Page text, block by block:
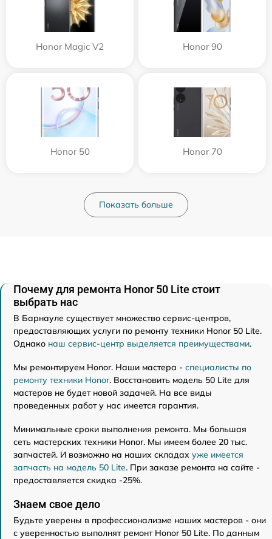
Honor Magic V2 Honor 90
Honor 50 Honor 70
Показать больше
Почему для ремонта Honor 50 Lite стоит
выбрать нас
В Барнауле существует множество сервис-центров,
предоставляющих услуги по ремонту техники Honor 50 Lite.
Однако наш сервис-центр выделяется преимуществами.
Мы ремонтируем Honor. Наши мастера - специалисты по
ремонту техники Honor. Восстановить модель 50 Lite для
мастеров не будет новой задачей. На все виды
проведенных работ у нас имеется гарантия.
Минимальные сроки выполнения ремонта. Мы большая
сеть мастерских техники Honor. Мы имеем более 20 тыс.
запчастей. И возможно на наших складах уже имеется
запчасть на модель 50 Lite. При заказе ремонта на сайте -
предоставляется скидка -25%.
Знаем свое дело
Будьте уверены в профессионализме наших мастеров - они
с уверенностью выполнят ремонт Honor 50 Lite. По данным